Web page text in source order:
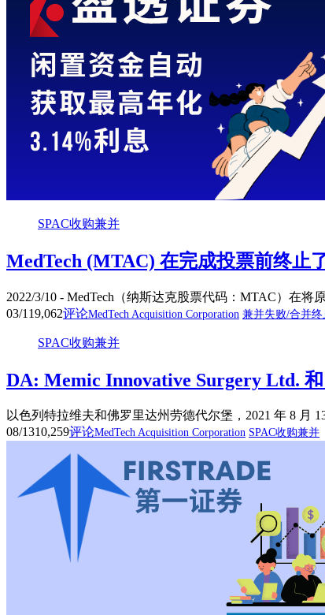
SPAC收购兼并
MedTech (MTAC) 在完成投票前终止
2022/3/10 - MedTech（纳斯达克股票代码：MTAC）在
03/119,062评论MedTech Acquisition Corporation 兼并失败/合并终
SPAC收购兼并
DA: Memic Innovative Surgery Ltd.
以色列特拉维夫和佛罗里达州劳德代尔堡，2021 年 8 月
08/1310,259评论MedTech Acquisition Corporation SPAC收购兼并